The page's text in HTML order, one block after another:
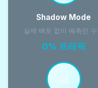
Shadow Mode
실제 배포 없이 예측만 수
0% 트래픽
📊